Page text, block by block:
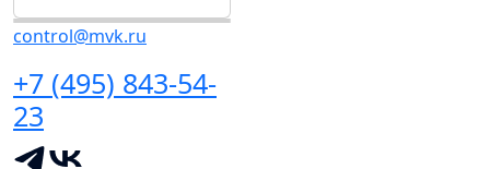
control@mvk.ru
+7 (495) 843-54-
23